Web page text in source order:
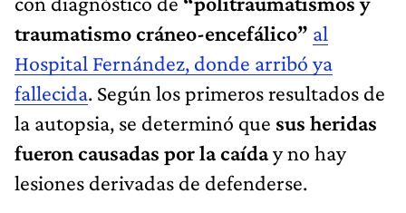
traumatismo cráneo-encefálico” al
Hospital Fernández, donde arribó ya
fallecida. Según los primeros resultados de
la autopsia, se determinó que sus heridas
fueron causadas por la caíday no hay
lesiones derivadas de defenderse.